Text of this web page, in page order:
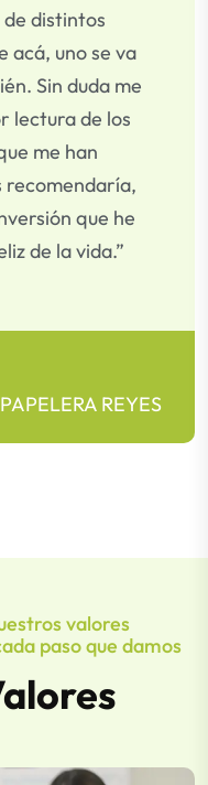
distintos
acá, uno se va
Sin duda me
lectura de los
me han
recomendaría,
que he
de la vida.”
REYES
valores
paso que damos